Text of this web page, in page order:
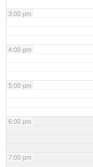
3:00 pm
4:00 pm
5:00 pm
6:00 pm
7:00 pm